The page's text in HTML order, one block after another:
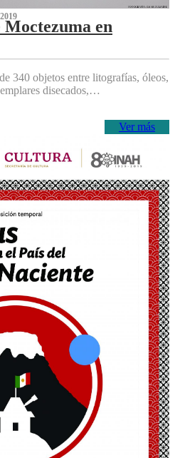
en
340 objetos entre litografías, óleos,
disecados,…
Ver más